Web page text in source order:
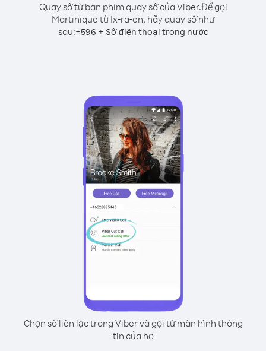
Quay số từ bàn phím quay số của Viber.Để gọi
Martinique từ Ix-ra-en, hãy quay số như
sau:+596 + Số điện thoại trong nước
Chọn số liên lạc trong Viber và gọi từ màn hình thông
tin của họ